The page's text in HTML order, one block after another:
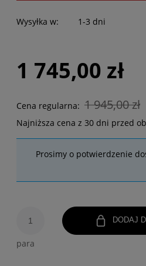
Wysyłka w: 1-3 dni
1 745,00 zł
Cena regularna: 1 945,00 zł
Najniższa cena z 30 dni przed
Prosimy o potwierdzenie
para
DODAJ